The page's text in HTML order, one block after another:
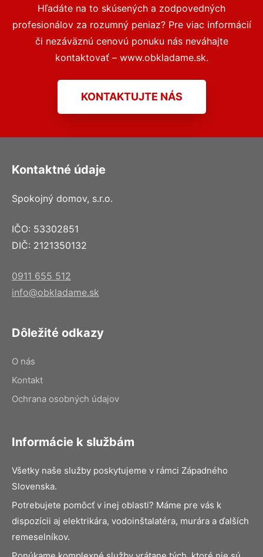
Hľadáte na to skúsených a zodpovedných
profesionálov za rozumný peniaz? Pre viac informácií
či nezáväznú cenovú ponuku nás neváhajte
kontaktovať – www.obkladame.sk.
KONTAKTUJTE NÁS
Kontaktné údaje
Spokojný domov, s.r.o.
IČO: 53302851
DIČ: 2121350132
0911 655 512
info@obkladame.sk
Dôležité odkazy
O nás
Kontakt
Ochrana osobných údajov
Informácie k službám
Všetky naše služby poskytujeme v rámci Západného
Slovenska.
Potrebujete pomôcť v inej oblasti? Máme pre vás k
dispozícii aj elektrikára, vodoinštalatéra, murára a ďalších
remeselníkov.